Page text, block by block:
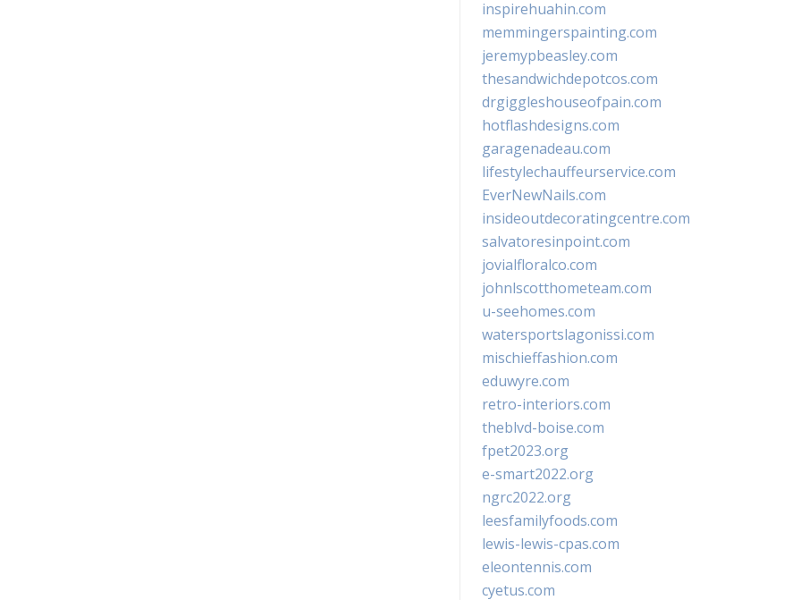
inspirehuahin.com
memmingerspainting.com
jeremypbeasley.com
thesandwichdepotcos.com
drgiggleshouseofpain.com
hotflashdesigns.com
garagenadeau.com
lifestylechauffeurservice.com
EverNewNails.com
insideoutdecoratingcentre.com
salvatoresinpoint.com
jovialfloralco.com
johnlscotthometeam.com
u-seehomes.com
watersportslagonissi.com
mischieffashion.com
eduwyre.com
retro-interiors.com
theblvd-boise.com
fpet2023.org
e-smart2022.org
ngrc2022.org
leesfamilyfoods.com
lewis-lewis-cpas.com
eleontennis.com
cyetus.com